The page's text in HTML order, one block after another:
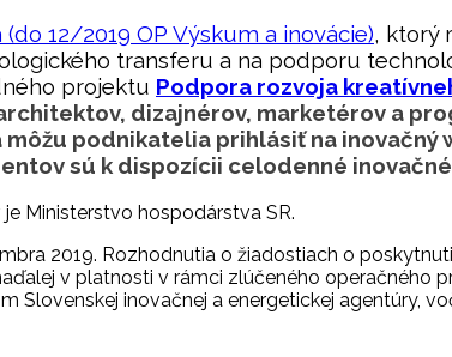
12/2019 OP Výskum a inovácie), ktorý
transferu a na podporu
projektu Podpora rozvoja
dizajnérov, marketérov a
môžu podnikatelia prihlásiť na inovačný
sú k dispozícii celodenné
Ministerstvo hospodárstva SR.
2019. Rozhodnutia o žiadostiach o
v platnosti v rámci zlúčeného operačného
inovačnej a energetickej agentúry,